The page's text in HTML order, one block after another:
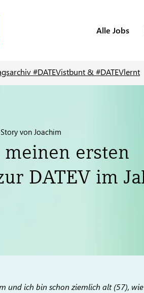
Alle Jobs
#DATEVistbunt & #DATEVlernt
von Joachim
ersten
DATEV im
und ich bin schon ziemlich alt (57),